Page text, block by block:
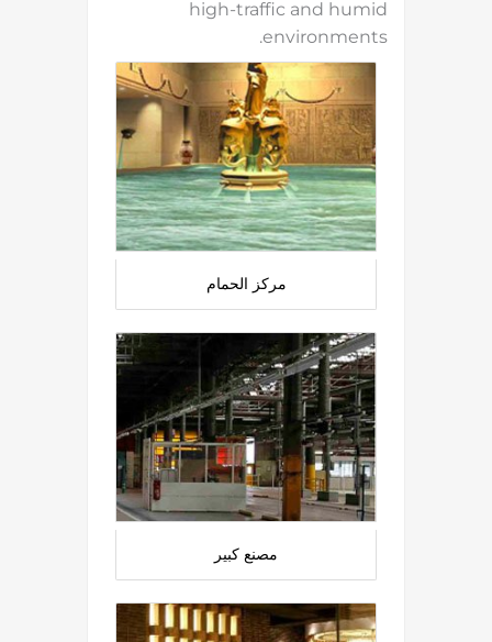
high-traffic and humid
environments.
مركز الحمام
مصنع كبير